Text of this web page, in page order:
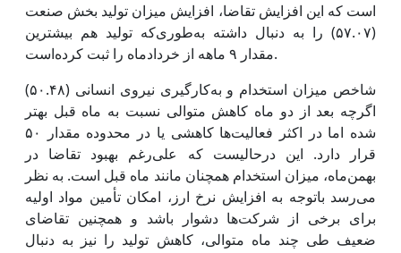
است که این افزایش تقاضا، افزایش میزان تولید بخش صنعت
(۵۷.۰۷) را به دنبال داشته به‌طوری‌که تولید هم بیشترین
مقدار ۹ ماهه از خردادماه را ثبت کرده‌است.
شاخص میزان استخدام و به‌کارگیری نیروی انسانی (۵۰.۴۸)
اگرچه بعد از دو ماه کاهش متوالی نسبت به ماه قبل بهتر
شده اما در اکثر فعالیت‌ها کاهشی یا در محدوده مقدار ۵۰
قرار دارد. این درحالیست که علی‌رغم بهبود تقاضا در
بهمن‌ماه، میزان استخدام همچنان مانند ماه قبل است. به نظر
می‌رسد باتوجه به افزایش نرخ ارز، امکان تأمین مواد اولیه
برای برخی از شرکت‌ها دشوار باشد و همچنین تقاضای
ضعیف طی چند ماه متوالی، کاهش تولید را نیز به دنبال